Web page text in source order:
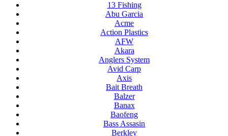
13 Fishing
Abu Garcia
Acme
Action Plastics
AFW
Akara
Anglers System
Avid Carp
Axis
Bait Breath
Balzer
Banax
Baofeng
Bass Assasin
Berkley